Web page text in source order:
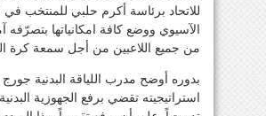
للاتحاد برئاسة أكرم حلبي للمنتخب في
الآسيوي ووضع كافة امكانياتها بتصرّفه
من جميع اللاعبين من أجل سمعة كرة
بدوره أوضح مدرب اللياقة البدنية
استراتيجيته تقضي برفع الجهوزية